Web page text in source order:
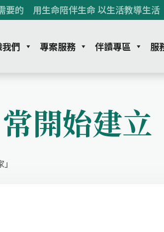
的 用生命陪伴生命 以生活教導生活
們 專案服務 伴讀專區 服
開始建立